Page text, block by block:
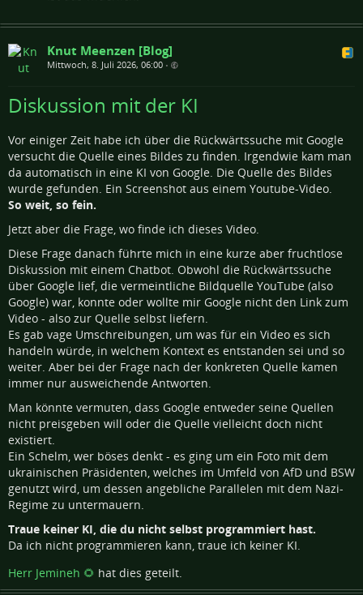
Knut Meenzen [Blog]
Mittwoch, 8. Juli 2026, 06:00 •
Diskussion mit der KI
Vor einiger Zeit habe ich über die Rückwärtssuche mit Google
versucht die Quelle eines Bildes zu finden. Irgendwie kam man
da automatisch in eine KI von Google. Die Quelle des Bildes
wurde gefunden. Ein Screenshot aus einem Youtube-Video.
So weit, so fein.
Jetzt aber die Frage, wo finde ich dieses Video.
Diese Frage danach führte mich in eine kurze aber fruchtlose
Diskussion mit einem Chatbot. Obwohl die Rückwärtssuche
über Google lief, die vermeintliche Bildquelle YouTube (also
Google) war, konnte oder wollte mir Google nicht den Link zum
Video - also zur Quelle selbst liefern.
Es gab vage Umschreibungen, um was für ein Video es sich
handeln würde, in welchem Kontext es entstanden sei und so
weiter. Aber bei der Frage nach der konkreten Quelle kamen
immer nur ausweichende Antworten.
Man könnte vermuten, dass Google entweder seine Quellen
nicht preisgeben will oder die Quelle vielleicht doch nicht
existiert.
Ein Schelm, wer böses denkt - es ging um ein Foto mit dem
ukrainischen Präsidenten, welches im Umfeld von AfD und BSW
genutzt wird, um dessen angebliche Parallelen mit dem Nazi-
Regime zu untermauern.
Traue keiner KI, die du nicht selbst programmiert hast.
Da ich nicht programmieren kann, traue ich keiner KI.
Herr Jemineh 🌻 hat dies geteilt.